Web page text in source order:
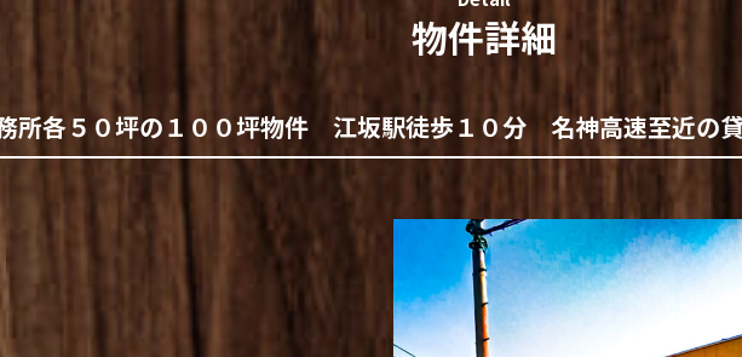
物件詳細
所各５０坪の１００坪物件 江坂駅徒歩１０分 名神高速至近の